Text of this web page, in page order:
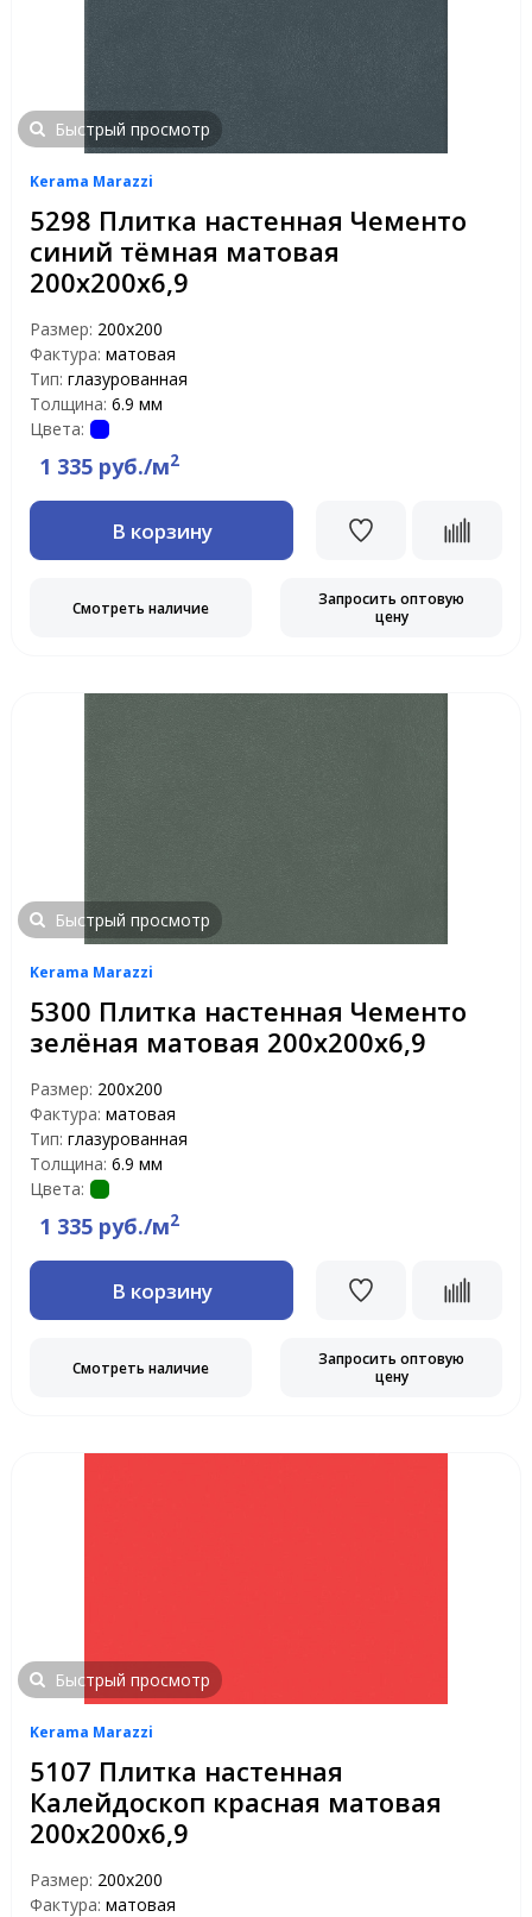
Быстрый просмотр
Kerama Marazzi
5298 Плитка настенная Чементо
синий тёмная матовая
200х200х6,9
Размер: 200х200
Фактура: матовая
Тип: глазурованная
Толщина: 6.9 мм
Цвета:
1 335 руб./м2
В корзину
Смотреть наличие
Запросить оптовую
цену
Быстрый просмотр
Kerama Marazzi
5300 Плитка настенная Чементо
зелёная матовая 200х200х6,9
Размер: 200х200
Фактура: матовая
Тип: глазурованная
Толщина: 6.9 мм
Цвета:
1 335 руб./м2
В корзину
Смотреть наличие
Запросить оптовую
цену
Быстрый просмотр
Kerama Marazzi
5107 Плитка настенная
Калейдоскоп красная матовая
200х200х6,9
Размер: 200х200
Фактура: матовая